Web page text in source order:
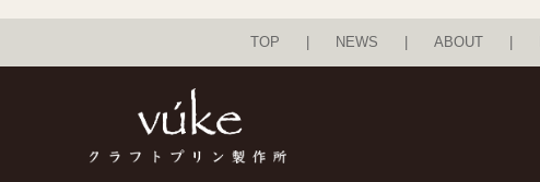
TOP NEWS ABOUT